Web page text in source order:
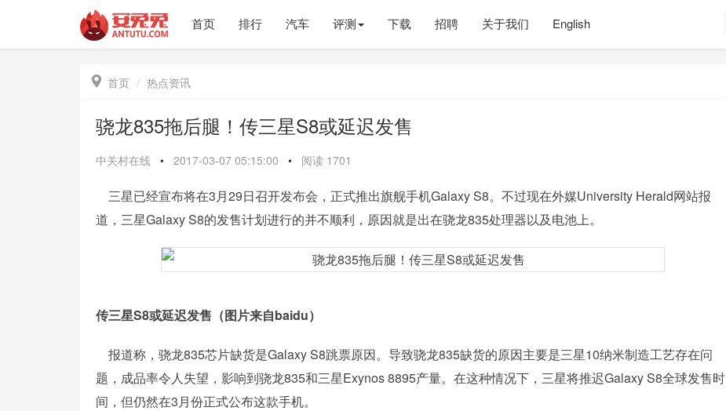
首页 排行 汽车 评测 下载 招聘 关于我们 English
 首页 热点资讯
骁龙835拖后腿！传三星S8或延迟发售
中关村在线 • 2017-03-07 05:15:00 • 阅读 1701
三星已经宣布将在3月29日召开发布会，正式推出旗舰手机Galaxy S8。不过现在外媒University Herald网站报
道，三星Galaxy S8的发售计划进行的并不顺利，原因就是出在骁龙835处理器以及电池上。
传三星S8或延迟发售（图片来自baidu）
报道称，骁龙835芯片缺货是Galaxy S8跳票原因。导致骁龙835缺货的原因主要是三星10纳米制造工艺存在问
题，成品率令人失望，影响到骁龙835和三星Exynos 8895产量。在这种情况下，三星将推迟Galaxy S8全球发售时
间，但仍然在3月份正式公布这款手机。